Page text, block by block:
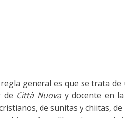
general es que se trata
de Città Nuova y docente en
de sunitas y chiitas,